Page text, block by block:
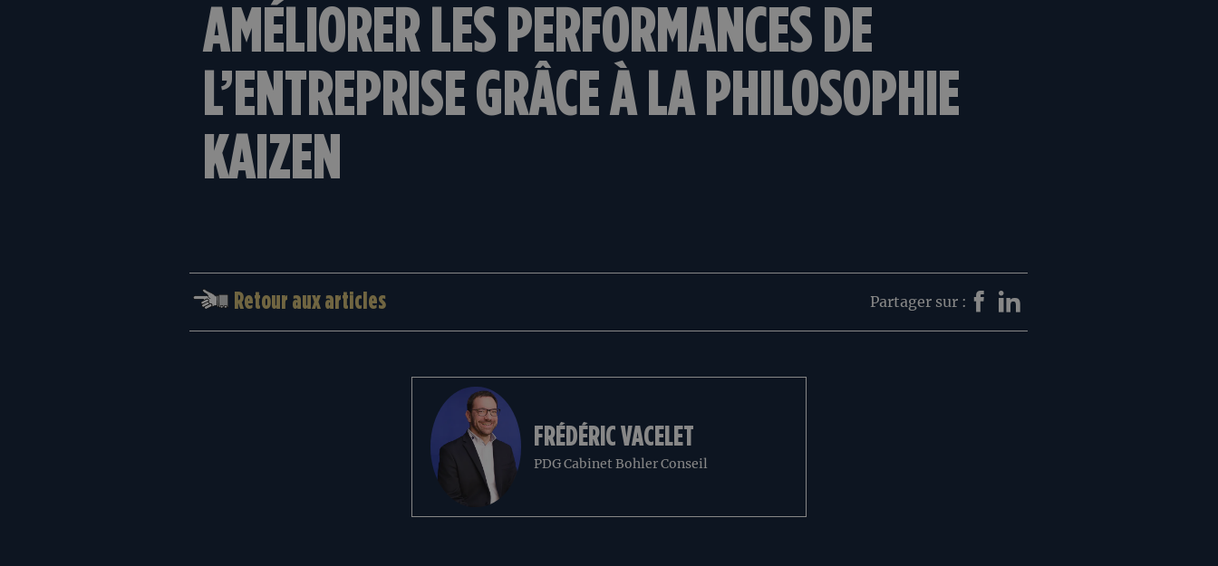
AMÉLIORER LES PERFORMANCES DE
L’ENTREPRISE GRÂCE À LA PHILOSOPHIE
KAIZEN
Retour aux articles Partager sur :
FRÉDÉRIC VACELET
PDG Cabinet Bohler Conseil